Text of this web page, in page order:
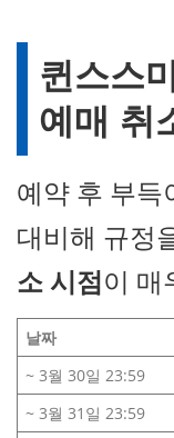
퀸스스
예매 취
예약 후 부득
대비해 규정
소 시점이 매
날짜
~ 3월 30일 23:59
~ 3월 31일 23:59